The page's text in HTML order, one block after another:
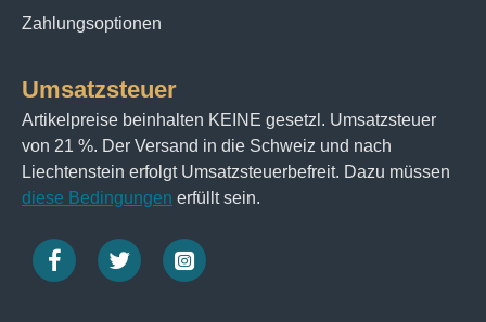
Zahlungsoptionen
Umsatzsteuer
Artikelpreise beinhalten KEINE gesetzl. Umsatzsteuer
von 21 %. Der Versand in die Schweiz und nach
Liechtenstein erfolgt Umsatzsteuerbefreit. Dazu müssen
diese Bedingungen erfüllt sein.